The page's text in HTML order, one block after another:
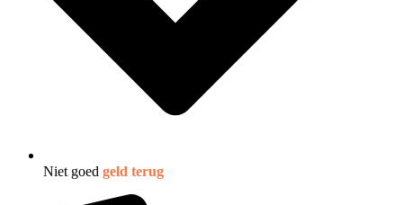
Niet goed geld terug